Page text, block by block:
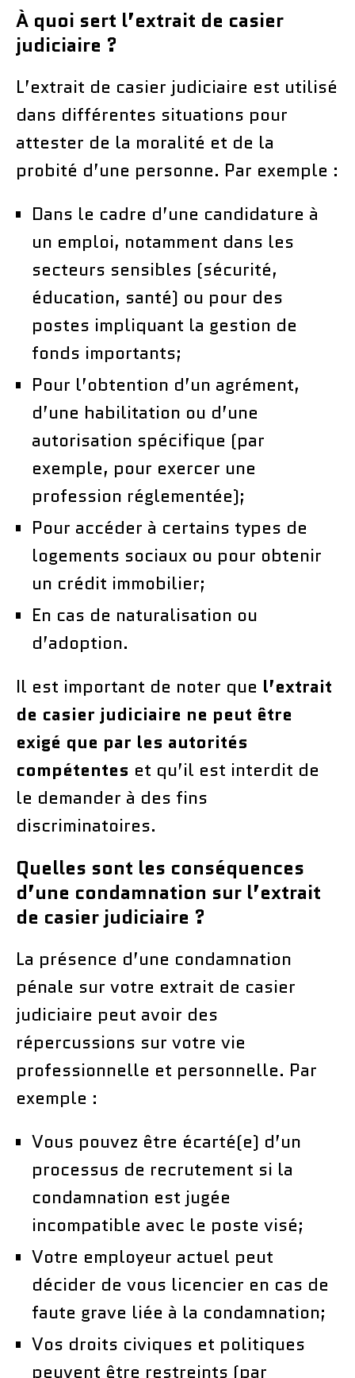
À quoi sert l’extrait de casier
judiciaire ?
L’extrait de casier judiciaire est utilisé
dans différentes situations pour
attester de la moralité et de la
probité d’une personne. Par exemple :
Dans le cadre d’une candidature à
un emploi, notamment dans les
secteurs sensibles (sécurité,
éducation, santé) ou pour des
postes impliquant la gestion de
fonds importants;
Pour l’obtention d’un agrément,
d’une habilitation ou d’une
autorisation spécifique (par
exemple, pour exercer une
profession réglementée);
Pour accéder à certains types de
logements sociaux ou pour obtenir
un crédit immobilier;
En cas de naturalisation ou
d’adoption.
Il est important de noter que l’extrait
de casier judiciaire ne peut être
exigé que par les autorités
compétentes et qu’il est interdit de
le demander à des fins
discriminatoires.
Quelles sont les conséquences
d’une condamnation sur l’extrait
de casier judiciaire ?
La présence d’une condamnation
pénale sur votre extrait de casier
judiciaire peut avoir des
répercussions sur votre vie
professionnelle et personnelle. Par
exemple :
Vous pouvez être écarté(e) d’un
processus de recrutement si la
condamnation est jugée
incompatible avec le poste visé;
Votre employeur actuel peut
décider de vous licencier en cas de
faute grave liée à la condamnation;
Vos droits civiques et politiques
peuvent être restreints (par